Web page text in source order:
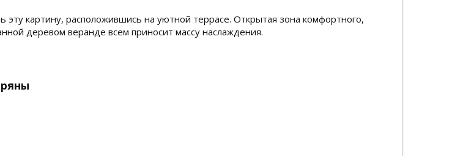
эту картину, расположившись на уютной террасе. Открытая зона комфортного,
деревом веранде всем приносит массу наслаждения.